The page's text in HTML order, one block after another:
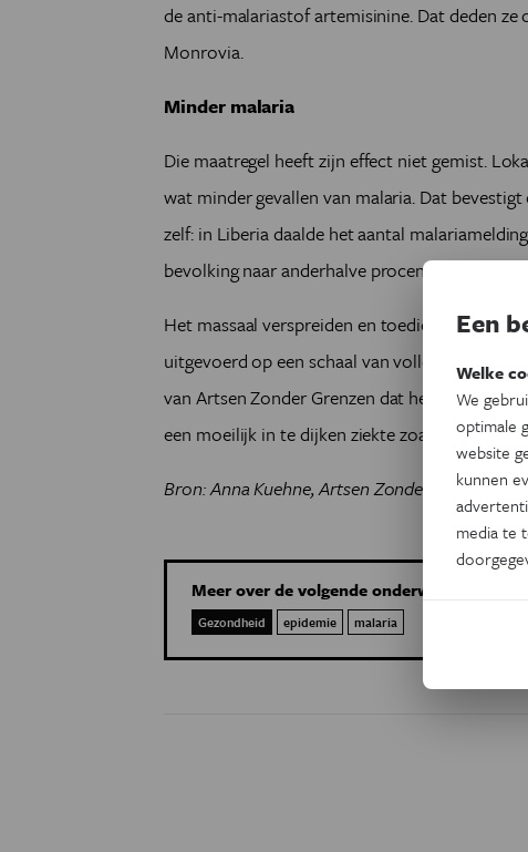
de anti-malariastof artemisinine. Dat deden
Monrovia.
Minder malaria
Die maatregel heeft zijn effect niet gemist.
wat minder gevallen van malaria. Dat
zelf: in Liberia daalde het aantal
bevolking naar anderhalve procent.
Het massaal verspreiden en toedienen van
uitgevoerd op een schaal van volledige steden
van Artsen Zonder Grenzen dat het in
een moeilijk in te dijken ziekte zoals malaria
Bron: Anna Kuehne, Artsen Zonder Grenzen,
Meer over de volgende onderwerpen:
Gezondheid epidemie malaria
Een
Welke
We
optimale
website
kunnen
media te